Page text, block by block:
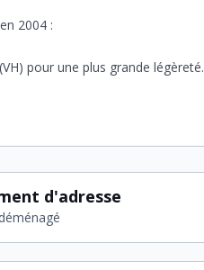
2004 :
pour une plus grande légèreté.
d'adresse